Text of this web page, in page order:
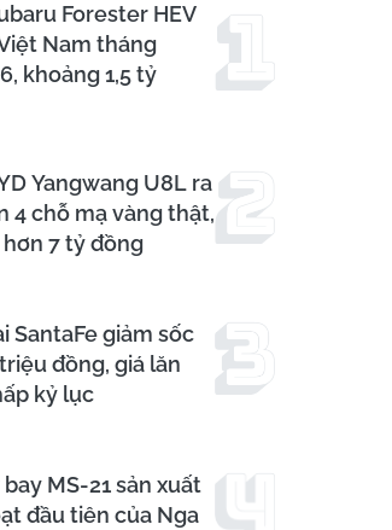
Forester HEV
Nam tháng
khoảng 1,5 tỷ
Yangwang U8L ra
4 chỗ mạ vàng thật,
hơn 7 tỷ đồng
SantaFe giảm sốc
đồng, giá lăn
kỷ lục
bay MS-21 sản xuất
đầu tiên của Nga